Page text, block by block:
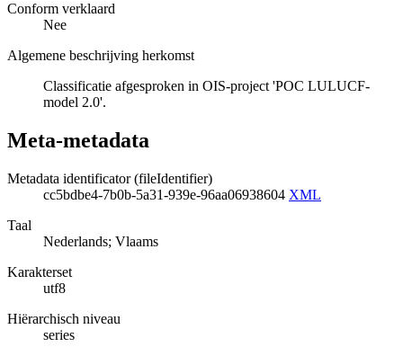
Conform verklaard
Nee
Algemene beschrijving herkomst
Classificatie afgesproken in OIS-project 'POC LULUCF-
model 2.0'.
Meta-metadata
Metadata identificator (fileIdentifier)
cc5bdbe4-7b0b-5a31-939e-96aa06938604 XML
Taal
Nederlands; Vlaams
Karakterset
utf8
Hiërarchisch niveau
series